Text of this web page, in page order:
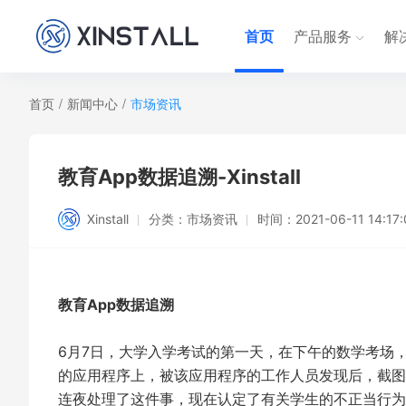
首页 产品服务 解
首页 / 新闻中心 / 市场资讯
教育App数据追溯-Xinstall
Xinstall 分类： 市场资讯 时间： 2021-06-11
教育App数据追溯
6月7日，大学入学考试的第一天，在下午的数学考场
的应用程序上，被该应用程序的工作人员发现后，截
连夜处理了这件事，现在认定了有关学生的不正当行